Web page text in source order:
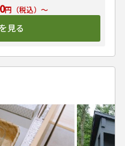
円（税込）～
見る